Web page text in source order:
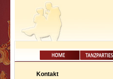
Kontakt